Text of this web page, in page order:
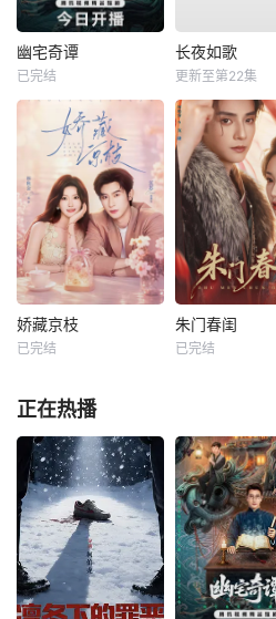
幽宅奇谭
已完结
长夜如歌
更新至第22集
娇藏京枝
已完结
朱门春闺
已完结
正在热播